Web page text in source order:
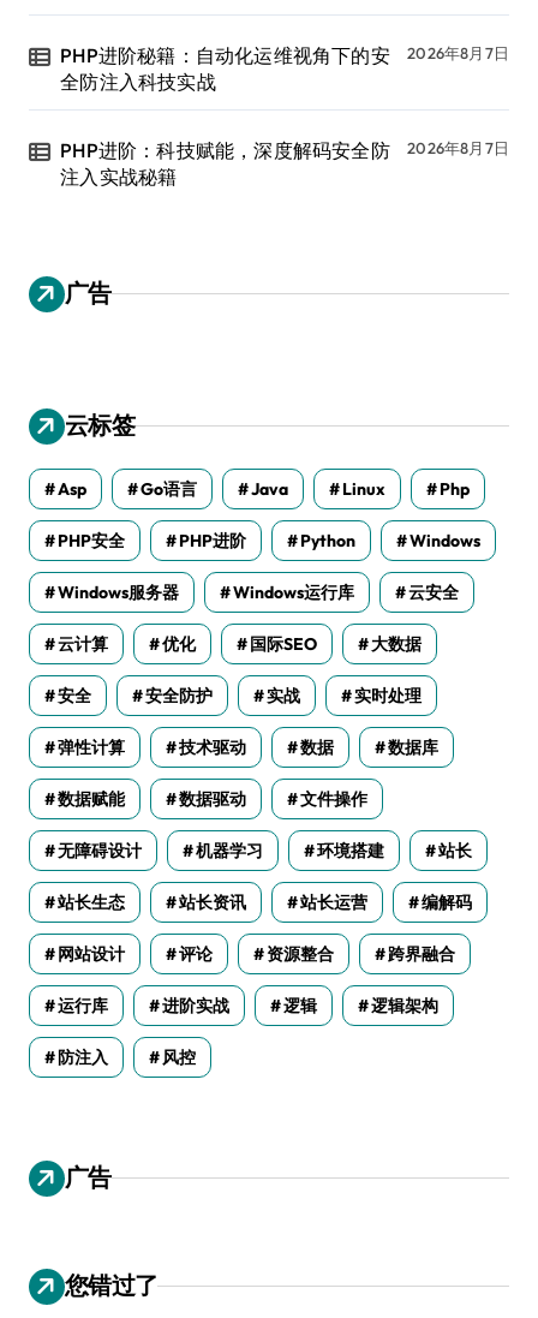
PHP进阶秘籍：自动化运维视角下的安
全防注入科技实战
2026年8月7日
PHP进阶：科技赋能，深度解码安全防
注入实战秘籍
2026年8月7日
广告
云标签
Asp Go语言 Java Linux Php
PHP安全 PHP进阶 Python Windows
Windows服务器 Windows运行库 云安全
云计算 优化 国际SEO 大数据
安全 安全防护 实战 实时处理
弹性计算 技术驱动 数据 数据库
数据赋能 数据驱动 文件操作
无障碍设计 机器学习 环境搭建 站长
站长生态 站长资讯 站长运营 编解码
网站设计 评论 资源整合 跨界融合
运行库 进阶实战 逻辑 逻辑架构
防注入 风控
广告
您错过了